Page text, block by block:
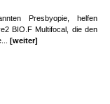
Presbyopie, helfen
BIO.F Multifocal, die den
[weiter]